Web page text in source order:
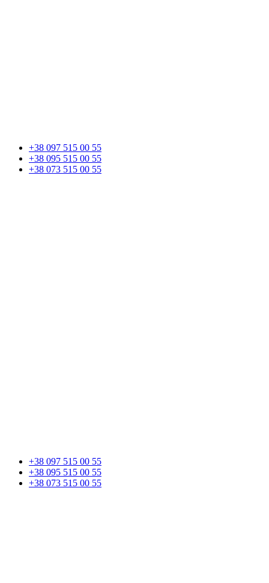
+38 097 515 00 55
+38 095 515 00 55
+38 073 515 00 55
+38 097 515 00 55
+38 095 515 00 55
+38 073 515 00 55